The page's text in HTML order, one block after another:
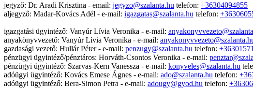
jegyző: Dr. Aradi Krisztina - email: jegyzo@szalanta.hu telefon: +36304094855
aljegyző: Madar-Kovács Adél - e-mail: igazgatas@szalanta.hu telefon:
igazgatási ügyintéző: Vanyúr Lívia Veronika - e-mail:
anyakönyvvezető: Vanyúr Lívia Veronika - e-mail:
gazdasági vezető: Hullár Péter - e-mail: penzugy@szalanta.hu telefon:
pénzügyi ügyintéző/pénztáros: Horváth-Csontos Veronika - e-mail:
pénzügyi ügyintéző: Szarvas-Kern Vanessza - e-mail: konyveles@szalanta.hu
adóügyi ügyintéző: Kovács Emese Ágnes - e-mail: ado@szalanta.hu telefon:
adóügyi ügyintéző: Bera-Simon Petra - e-mail: adougy@gyod.hu telefon: